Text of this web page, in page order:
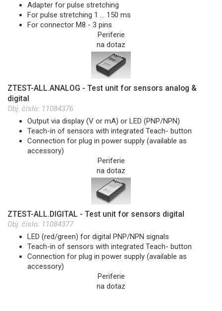
Adapter for pulse stretching
For pulse stretching 1 … 150 ms
For connector M8 - 3 pins
Periferie
na dotaz
ZTEST-ALL.ANALOG - Test unit for sensors analog &
digital
Obj. číslo: 11084376
Output via display (V or mA) or LED (PNP/NPN)
Teach-in of sensors with integrated Teach- button
Connection for plug in power supply (available as
accessory)
Periferie
na dotaz
ZTEST-ALL.DIGITAL - Test unit for sensors digital
Obj. číslo: 11084377
LED (red/green) for digital PNP/NPN signals
Teach-in of sensors with integrated Teach- button
Connection for plug in power supply (available as
accessory)
Periferie
na dotaz